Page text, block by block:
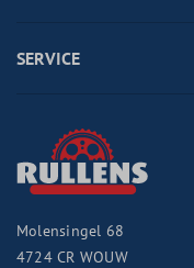
SERVICE
Molensingel 68
4724 CR WOUW